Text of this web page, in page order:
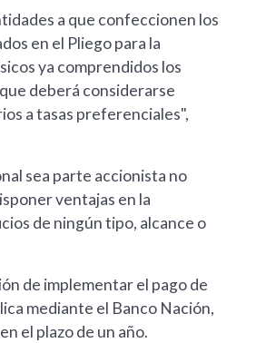
a que confeccionen los
en el Pliego para la
ya comprendidos los
deberá considerarse
a tasas preferenciales",
sea parte accionista no
ventajas en la
de ningún tipo, alcance o
de implementar el pago de
mediante el Banco Nación,
el plazo de un año.